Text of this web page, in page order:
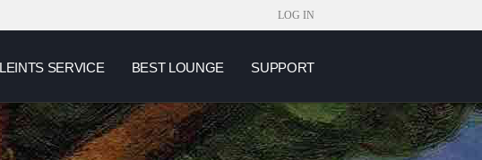
LOG IN
SERVICE BEST LOUNGE SUPPORT